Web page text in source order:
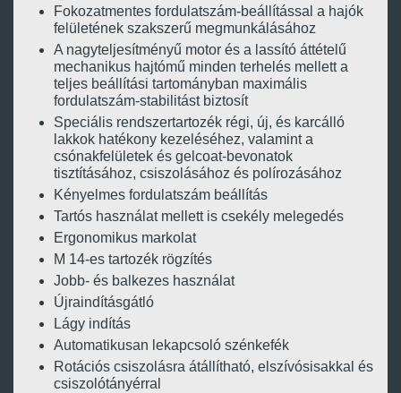
Fokozatmentes fordulatszám-beállítással a hajók
felületének szakszerű megmunkálásához
A nagyteljesítményű motor és a lassító áttételű
mechanikus hajtómű minden terhelés mellett a
teljes beállítási tartományban maximális
fordulatszám-stabilitást biztosít
Speciális rendszertartozék régi, új, és karcálló
lakkok hatékony kezeléséhez, valamint a
csónakfelületek és gelcoat-bevonatok
tisztításához, csiszolásához és polírozásához
Kényelmes fordulatszám beállítás
Tartós használat mellett is csekély melegedés
Ergonomikus markolat
M 14-es tartozék rögzítés
Jobb- és balkezes használat
Újraindításgátló
Lágy indítás
Automatikusan lekapcsoló szénkefék
Rotációs csiszolásra átállítható, elszívósisakkal és
csiszolótányérral